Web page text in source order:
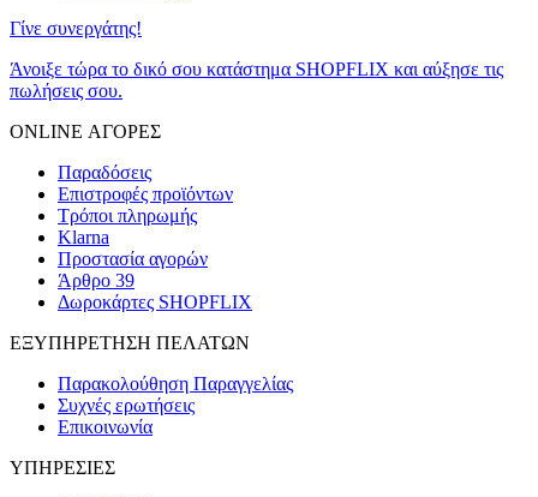
Γίνε συνεργάτης!
Άνοιξε τώρα το δικό σου κατάστημα SHOPFLIX και αύξησε τις
πωλήσεις σου.
ONLINE ΑΓΟΡΕΣ
Παραδόσεις
Επιστροφές προϊόντων
Τρόποι πληρωμής
Klarna
Προστασία αγορών
Άρθρο 39
Δωροκάρτες SHOPFLIX
ΕΞΥΠΗΡΕΤΗΣΗ ΠΕΛΑΤΩΝ
Παρακολούθηση Παραγγελίας
Συχνές ερωτήσεις
Επικοινωνία
ΥΠΗΡΕΣΙΕΣ